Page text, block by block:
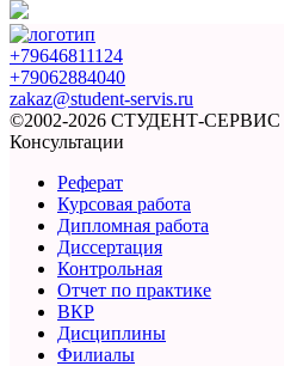
+79646811124
+79062884040
zakaz@student-servis.ru
©2002-2026 СТУДЕНТ-СЕРВИС
Консультации
Реферат
Курсовая работа
Дипломная работа
Диссертация
Контрольная
Отчет по практике
ВКР
Дисциплины
Филиалы